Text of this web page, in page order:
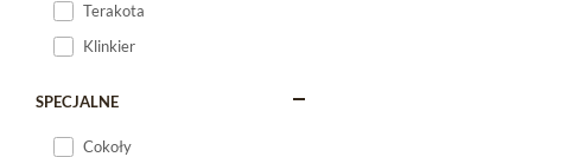
Terakota
Klinkier
SPECJALNE
Cokoły